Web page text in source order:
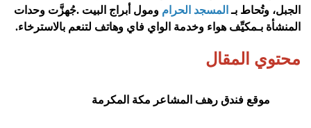
الجبل، وتُحاط بـ المسجد الحرام ومول أبراج البيت .جُهزَّت وحدات
المنشأة بـمكيِّف هواء وخدمة الواي فاي وهاتف لتنعم بالاسترخاء.
محتوي المقال
موقع فندق رهف المشاعر مكة المكرمة